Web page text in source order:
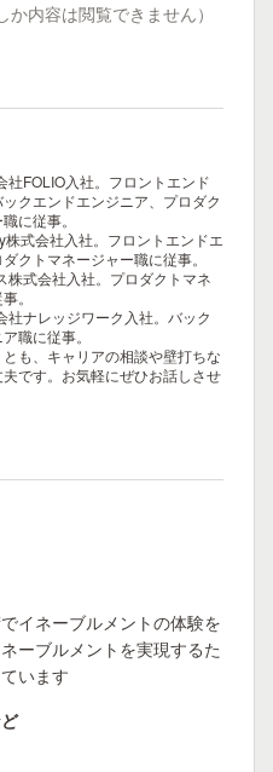
か内容は閲覧できません）
社FOLIO入社。フロントエンド
クエンドエンジニア、プロダク
に従事。
式会社入社。フロントエンドエ
クトマネージャー職に従事。
株式会社入社。プロダクトマネ
。
社ナレッジワーク入社。バック
職に従事。
も、キャリアの相談や壁打ちな
です。お気軽にぜひお話しさせ
イネーブルメントの体験を
ーブルメントを実現するた
います